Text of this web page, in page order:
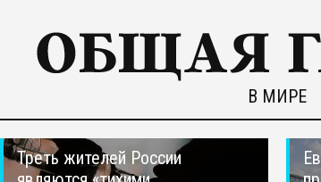
В МИРЕ
Треть жителей России